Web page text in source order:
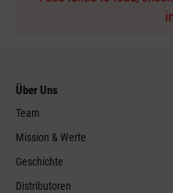
Über Uns
Team
Mission & Werte
Geschichte
Distributoren